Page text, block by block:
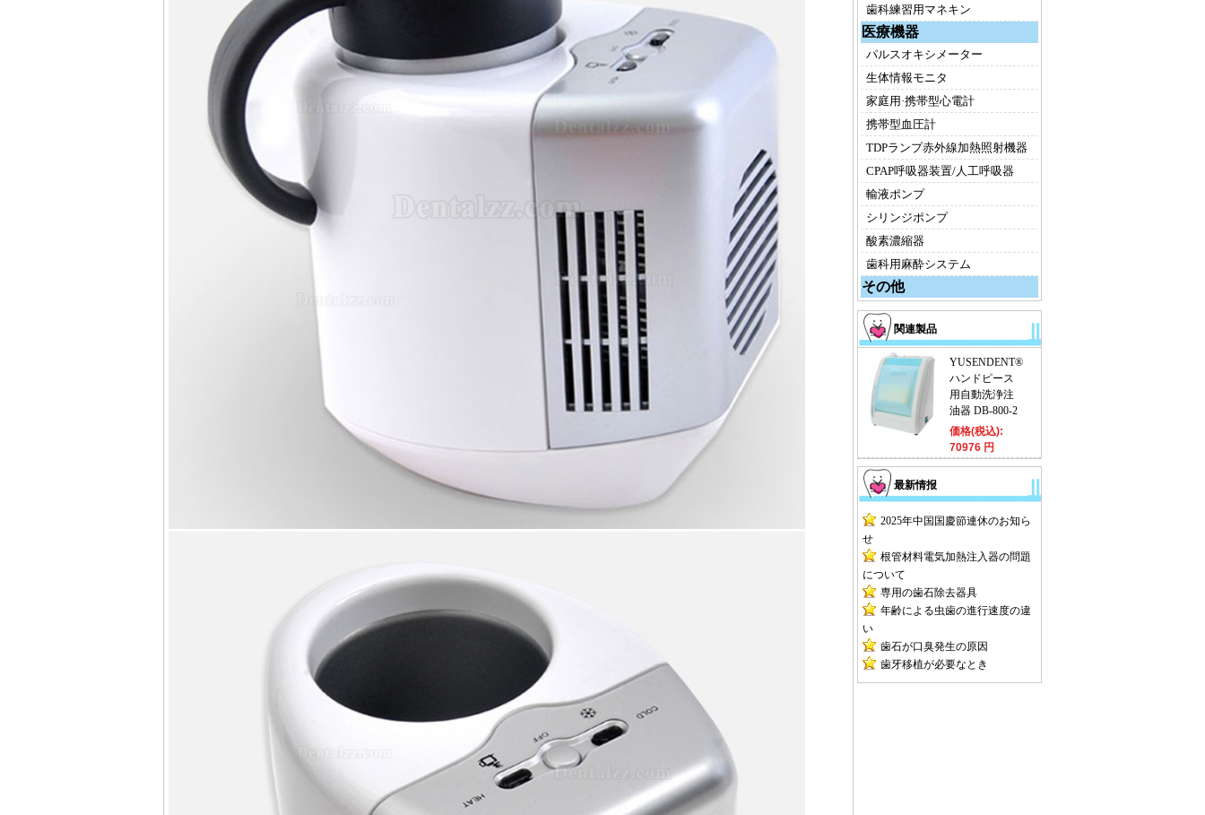
歯科練習用マネキン
医療機器
パルスオキシメーター
生体情報モニタ
家庭用·携帯型心電計
携帯型血圧計
TDPランプ赤外線加熱照射機器
CPAP呼吸器装置/人工呼吸器
輸液ポンプ
シリンジポンプ
酸素濃縮器
歯科用麻酔システム
その他
関連製品
YUSENDENT®
ハンドピース
用自動洗浄注
油器 DB-800-2
価格(税込):
70976 円
最新情报
2025年中国国慶節連休のお知ら
せ
根管材料電気加熱注入器の問題
について
専用の歯石除去器具
年齢による虫歯の進行速度の違
い
歯石が口臭発生の原因
歯牙移植が必要なとき